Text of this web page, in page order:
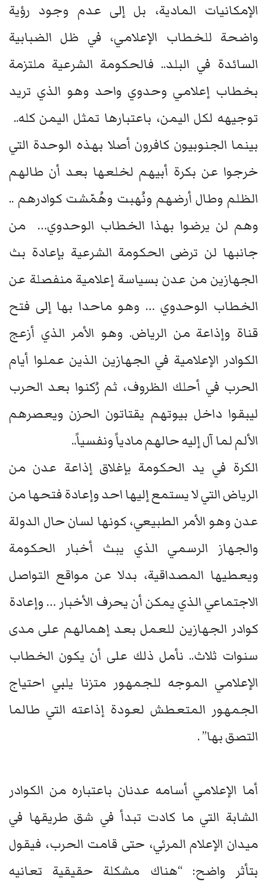
الإمكانيات المادية، بل إلى عدم وجود رؤية
واضحة للخطاب الإعلامي، في ظل الضبابية
السائدة في البلد.. فالحكومة الشرعية ملتزمة
بخطاب إعلامي وحدوي واحد وهو الذي تريد
توجيهه لكل اليمن، باعتبارها تمثل اليمن كله..
بينما الجنوبيون كافرون أصلا بهذه الوحدة التي
خرجوا عن بكرة أبيهم لخلعها بعد أن طالهم
الظلم وطال أرضهم ونُهبت وهُمّشت كوادرهم ..
وهم لن يرضوا بهذا الخطاب الوحدوي… من
جانبها لن ترضى الحكومة الشرعية بإعادة بث
الجهازين من عدن بسياسة إعلامية منفصلة عن
الخطاب الوحدوي … وهو ماحدا بها إلى فتح
قناة وإذاعة من الرياض. وهو الأمر الذي أزعج
الكوادر الإعلامية في الجهازين الذين عملوا أيام
الحرب في أحلك الظروف، ثم رُكنوا بعد الحرب
ليبقوا داخل بيوتهم يقتاتون الحزن ويعصرهم
الألم لما آل إليه حالهم مادياً ونفسياً..
الكرة في يد الحكومة بإغلاق إذاعة عدن من
الرياض التي لا يستمع إليها احد وإعادة فتحها من
عدن وهو الأمر الطبيعي، كونها لسان حال الدولة
والجهاز الرسمي الذي يبث أخبار الحكومة
ويعطيها المصداقية، بدلا عن مواقع التواصل
الاجتماعي الذي يمكن أن يحرف الأخبار … وإعادة
كوادر الجهازين للعمل بعد إهمالهم على مدى
سنوات ثلاث.. نأمل ذلك على أن يكون الخطاب
الإعلامي الموجه للجمهور متزنا يلبي احتياج
الجمهور المتعطش لعودة إذاعته التي طالما
التصق بها” .
أما الإعلامي أسامه عدنان باعتباره من الكوادر
الشابة التي ما كادت تبدأ في شق طريقها في
ميدان الإعلام المرئي، حتى قامت الحرب، فيقول
بتأثر واضح: “هناك مشكلة حقيقية تعانيه